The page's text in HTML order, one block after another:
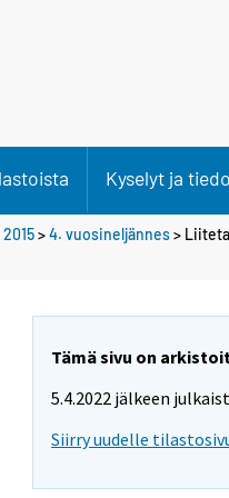
Kyselyt ja
2015>4. vuosineljännes>
Tämä sivu on
5.4.2022 jälkeen
Siirry uudelle